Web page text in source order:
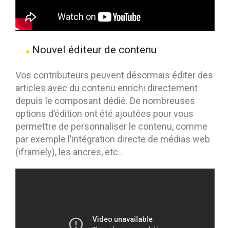
Nouvel éditeur de contenu
Vos contributeurs peuvent désormais éditer des
articles avec du contenu enrichi directement
depuis le composant dédié. De nombreuses
options d’édition ont été ajoutées pour vous
permettre de personnaliser le contenu, comme
par exemple l’intégration directe de médias web
(iframely), les ancres, etc..